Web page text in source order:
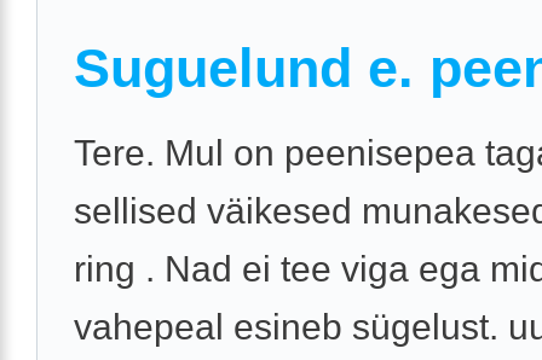
Suguelund e.
Tere. Mul on peenisepea
sellised väikesed
ring . Nad ei tee viga ega
vahepeal esineb sügelust.